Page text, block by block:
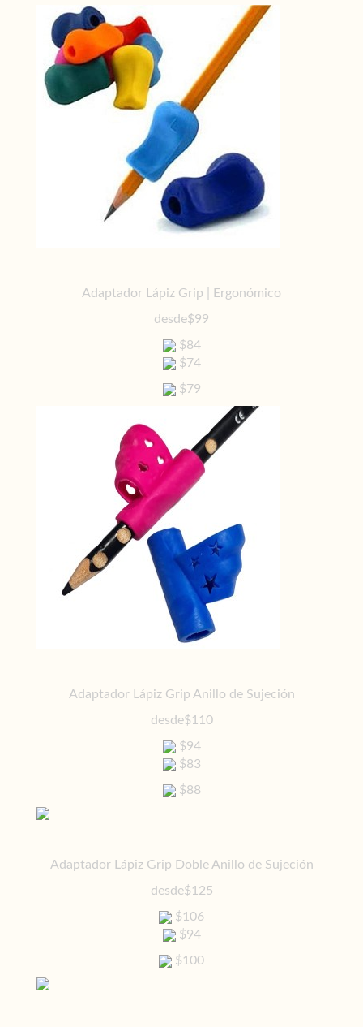
Adaptador Lápiz Grip | Ergonómico
desde$99
$84
$74
$79
Adaptador Lápiz Grip Anillo de Sujeción
desde$110
$94
$83
$88
Adaptador Lápiz Grip Doble Anillo de Sujeción
desde$125
$106
$94
$100